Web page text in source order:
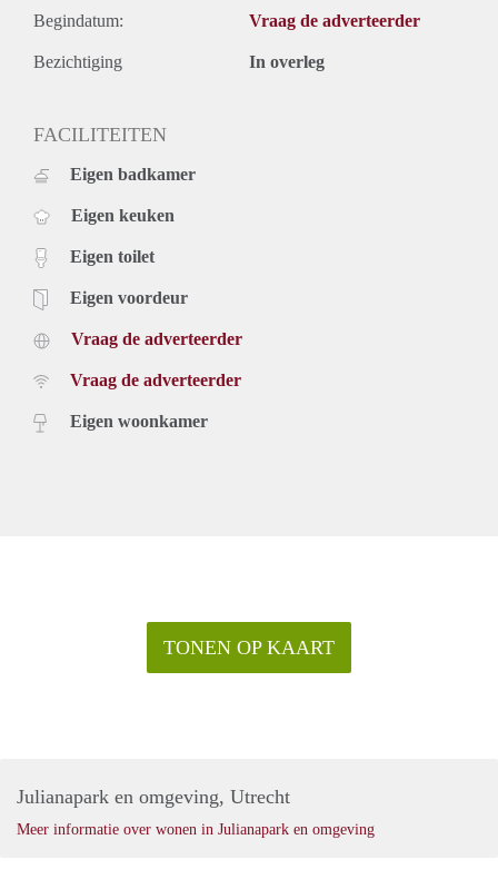
Begindatum: Vraag de adverteerder
Bezichtiging In overleg
FACILITEITEN
Eigen badkamer
Eigen keuken
Eigen toilet
Eigen voordeur
Vraag de adverteerder
Vraag de adverteerder
Eigen woonkamer
TONEN OP KAART
Julianapark en omgeving, Utrecht
Meer informatie over wonen in Julianapark en omgeving